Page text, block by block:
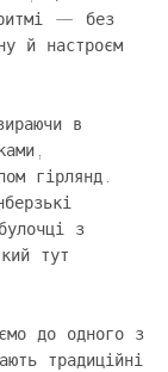
ритмі — без
й настроєм
в
гірлянд.
з
тут
до одного з
традиційні